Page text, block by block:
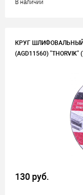
В наличии
КРУГ
(AGD11560)
130 руб.